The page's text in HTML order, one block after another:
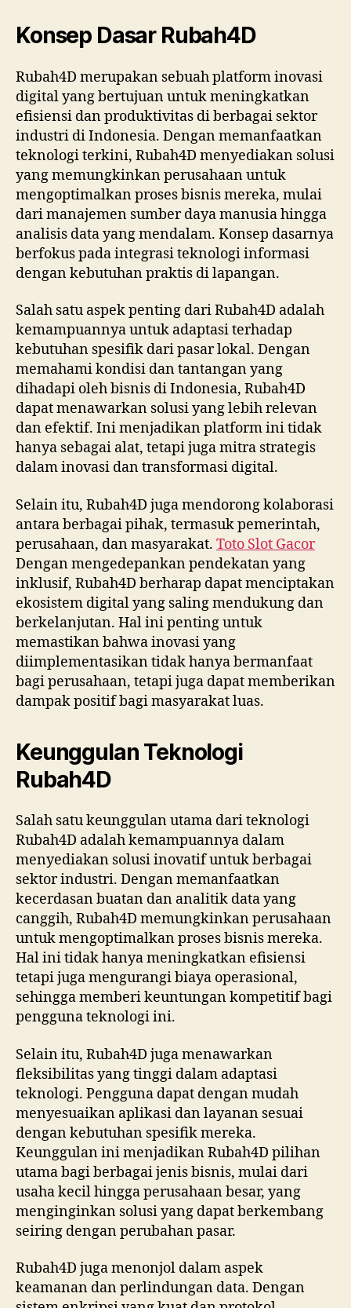
Konsep Dasar Rubah4D
Rubah4D merupakan sebuah platform inovasi
digital yang bertujuan untuk meningkatkan
efisiensi dan produktivitas di berbagai sektor
industri di Indonesia. Dengan memanfaatkan
teknologi terkini, Rubah4D menyediakan solusi
yang memungkinkan perusahaan untuk
mengoptimalkan proses bisnis mereka, mulai
dari manajemen sumber daya manusia hingga
analisis data yang mendalam. Konsep dasarnya
berfokus pada integrasi teknologi informasi
dengan kebutuhan praktis di lapangan.
Salah satu aspek penting dari Rubah4D adalah
kemampuannya untuk adaptasi terhadap
kebutuhan spesifik dari pasar lokal. Dengan
memahami kondisi dan tantangan yang
dihadapi oleh bisnis di Indonesia, Rubah4D
dapat menawarkan solusi yang lebih relevan
dan efektif. Ini menjadikan platform ini tidak
hanya sebagai alat, tetapi juga mitra strategis
dalam inovasi dan transformasi digital.
Selain itu, Rubah4D juga mendorong kolaborasi
antara berbagai pihak, termasuk pemerintah,
perusahaan, dan masyarakat. Toto Slot Gacor
Dengan mengedepankan pendekatan yang
inklusif, Rubah4D berharap dapat menciptakan
ekosistem digital yang saling mendukung dan
berkelanjutan. Hal ini penting untuk
memastikan bahwa inovasi yang
diimplementasikan tidak hanya bermanfaat
bagi perusahaan, tetapi juga dapat memberikan
dampak positif bagi masyarakat luas.
Keunggulan Teknologi
Rubah4D
Salah satu keunggulan utama dari teknologi
Rubah4D adalah kemampuannya dalam
menyediakan solusi inovatif untuk berbagai
sektor industri. Dengan memanfaatkan
kecerdasan buatan dan analitik data yang
canggih, Rubah4D memungkinkan perusahaan
untuk mengoptimalkan proses bisnis mereka.
Hal ini tidak hanya meningkatkan efisiensi
tetapi juga mengurangi biaya operasional,
sehingga memberi keuntungan kompetitif bagi
pengguna teknologi ini.
Selain itu, Rubah4D juga menawarkan
fleksibilitas yang tinggi dalam adaptasi
teknologi. Pengguna dapat dengan mudah
menyesuaikan aplikasi dan layanan sesuai
dengan kebutuhan spesifik mereka.
Keunggulan ini menjadikan Rubah4D pilihan
utama bagi berbagai jenis bisnis, mulai dari
usaha kecil hingga perusahaan besar, yang
menginginkan solusi yang dapat berkembang
seiring dengan perubahan pasar.
Rubah4D juga menonjol dalam aspek
keamanan dan perlindungan data. Dengan